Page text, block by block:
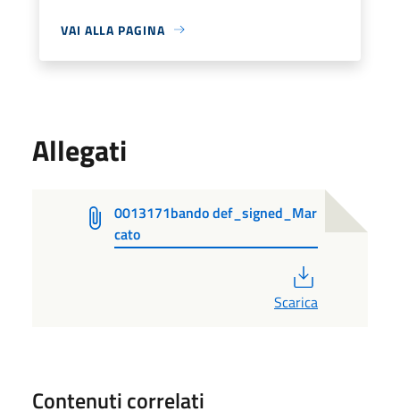
VAI ALLA PAGINA
Allegati
0013171bando def_signed_Mar
cato
Scarica
Contenuti correlati